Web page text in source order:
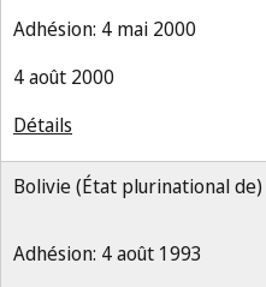
Adhésion: 4 mai 2000
4 août 2000
Détails
Bolivie (État plurinational de)
Adhésion: 4 août 1993